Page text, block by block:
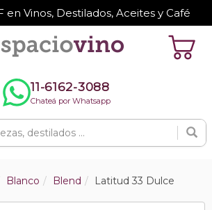
en Vinos, Destilados, Aceites y Café
11-6162-3088
Chateá por Whatsapp
Blanco Blend Latitud 33 Dulce